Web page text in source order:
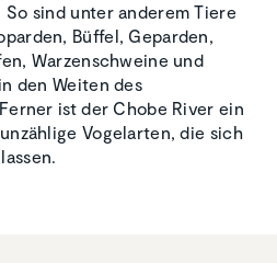
sind unter anderem Tiere
Büffel, Geparden,
Warzenschweine und
den Weiten des
ist der Chobe River ein
Vogelarten, die sich